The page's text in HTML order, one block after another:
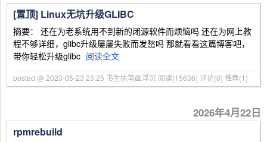
[置顶] Linux无坑升级GLIBC
摘要： 还在为老系统用不到新的闭源软件而烦恼吗 还在为网上教
程不够详细，glibc升级屡屡失败而发愁吗 那就看看这篇博客吧，
带你轻松升级glibc 阅读全文
posted @ 2023-05-23 23:25 书生执笔画浮沉 阅读(15636) 评论(0) 推荐(1)
2026年4月22日
rpmrebuild